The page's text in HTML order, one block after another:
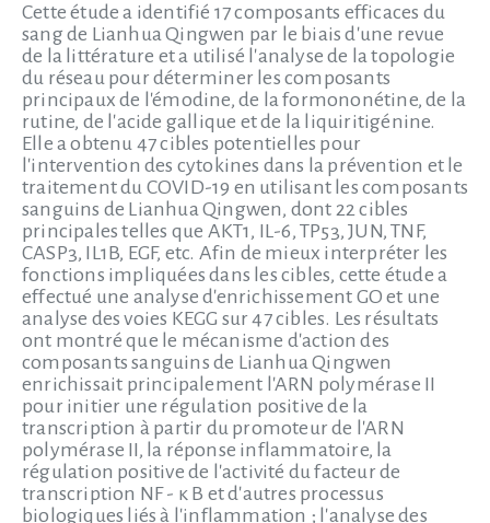
Cette étude a identifié 17 composants efficaces du
sang de Lianhua Qingwen par le biais d'une revue
de la littérature et a utilisé l'analyse de la topologie
du réseau pour déterminer les composants
principaux de l'émodine, de la formononétine, de la
rutine, de l'acide gallique et de la liquiritigénine.
Elle a obtenu 47 cibles potentielles pour
l'intervention des cytokines dans la prévention et le
traitement du COVID-19 en utilisant les composants
sanguins de Lianhua Qingwen, dont 22 cibles
principales telles que AKT1, IL-6, TP53, JUN, TNF,
CASP3, IL1B, EGF, etc. Afin de mieux interpréter les
fonctions impliquées dans les cibles, cette étude a
effectué une analyse d'enrichissement GO et une
analyse des voies KEGG sur 47 cibles. Les résultats
ont montré que le mécanisme d'action des
composants sanguins de Lianhua Qingwen
enrichissait principalement l'ARN polymérase II
pour initier une régulation positive de la
transcription à partir du promoteur de l'ARN
polymérase II, la réponse inflammatoire, la
régulation positive de l'activité du facteur de
transcription NF - κ B et d'autres processus
biologiques liés à l'inflammation ; l'analyse des